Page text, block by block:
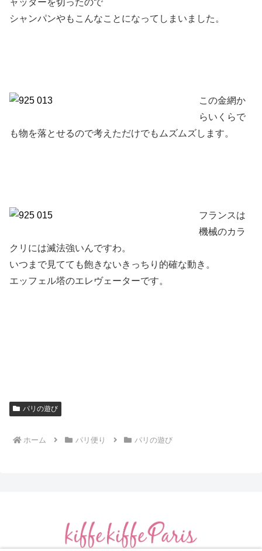
ャッターを切ったので
シャンパンやもこんなことになってしまいました。
この金網か
らいくらで
も物を落とせるので考えただけでもムズムズします。
フランスは
機械のカラ
クリには滅法強いんですわ。
いつまで見てても飽きないきっちり的確な動き。
エッフェル塔のエレヴェーターです。
パリの遊び
ホーム パリ便り パリの遊び